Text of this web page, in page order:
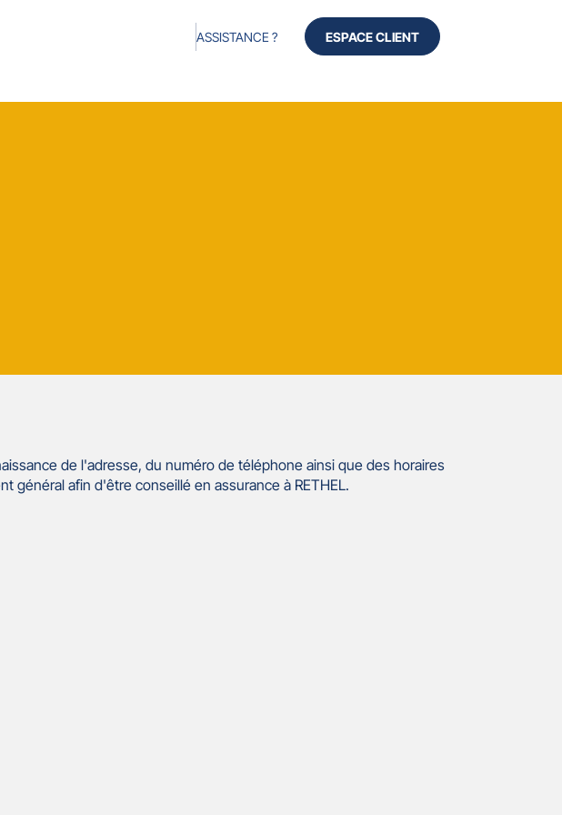
ASSISTANCE ? ESPACE CLIENT
de l'adresse, du numéro de téléphone ainsi que des horaires
général afin d'être conseillé en assurance à RETHEL.